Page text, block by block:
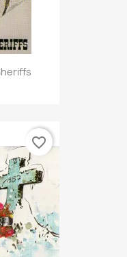
favorite_border